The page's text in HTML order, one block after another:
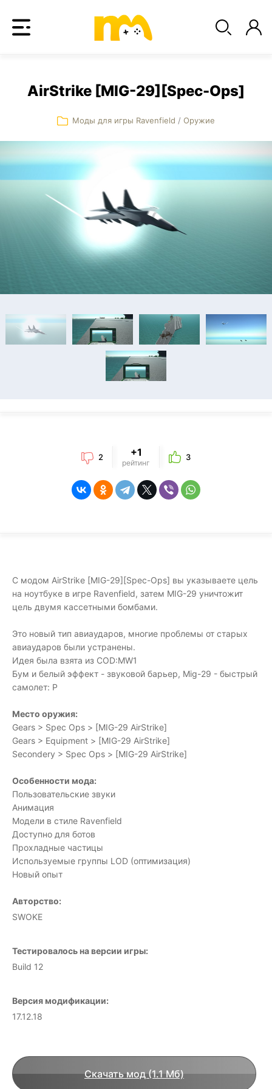
AirStrike [MIG-29][Spec-Ops]
Моды для игры Ravenfield / Оружие
2 +1
рейтинг
3
С модом AirStrike [MIG-29][Spec-Ops] вы указываете цель
на ноутбуке в игре Ravenfield, затем MIG-29 уничтожит
цель двумя кассетными бомбами.
Это новый тип авиаударов, многие проблемы от старых
авиаударов были устранены.
Идея была взята из COD:MW1
Бум и белый эффект - звуковой барьер, Mig-29 - быстрый
самолет: P
Место оружия:
Gears > Spec Ops > [MIG-29 AirStrike]
Gears > Equipment > [MIG-29 AirStrike]
Secondery > Spec Ops > [MIG-29 AirStrike]
Особенности мода:
Пользовательские звуки
Анимация
Модели в стиле Ravenfield
Доступно для ботов
Прохладные частицы
Используемые группы LOD (оптимизация)
Новый опыт
Авторство:
SWOKE
Тестировалось на версии игры:
Build 12
Версия модификации:
17.12.18
Скачать мод (1.1 Мб)